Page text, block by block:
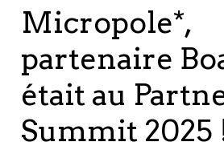
Micropole*,
partenaire
était au
Summit 2025